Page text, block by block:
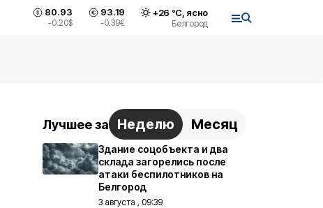
80.93
-0.20$
93.19
-0.39€
+26 °С, ясно
Белгород
Лучшее за Неделю Месяц
Здание соцобъекта и два
склада загорелись после
атаки беспилотников на
Белгород
3 августа , 09:39